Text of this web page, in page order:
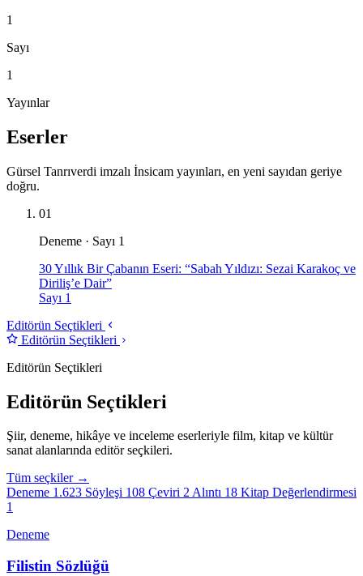
1
Sayı
1
Yayınlar
Eserler
Gürsel Tanrıverdi imzalı İnsicam yayınları, en yeni sayıdan geriye
doğru.
01
Deneme · Sayı 1
30 Yıllık Bir Çabanın Eseri: “Sabah Yıldızı: Sezai Karakoç ve
Diriliş’e Dair”
Sayı 1
Editörün Seçtikleri
Editörün Seçtikleri
Editörün Seçtikleri
Editörün Seçtikleri
Şiir, deneme, hikâye ve inceleme eserleriyle film, kitap ve kültür
sanat alanlarında editör seçkileri.
Tüm seçkiler →
Deneme 1.623 Söyleşi 108 Çeviri 2Alıntı 18 Kitap Değerlendirmesi
1
Deneme
Filistin Sözlüğü